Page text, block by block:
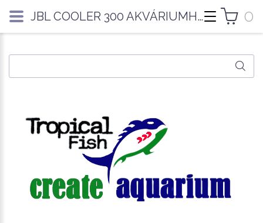
0
JBL COOLER 300 AKVÁRIUMHŰTŐ VENTILÁTOR